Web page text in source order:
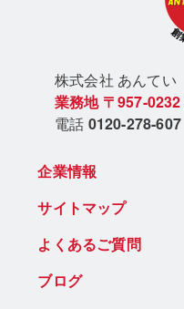
株式会社 あんてい
業務地 〒957-0232
電話 0120-278-607
企業情報
サイトマップ
よくあるご質問
ブログ